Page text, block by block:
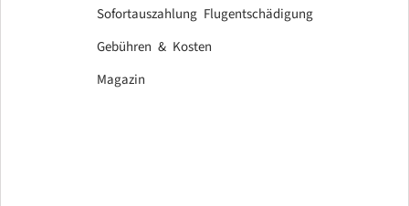
Sofortauszahlung Flugentschädigung
Gebühren & Kosten
Magazin